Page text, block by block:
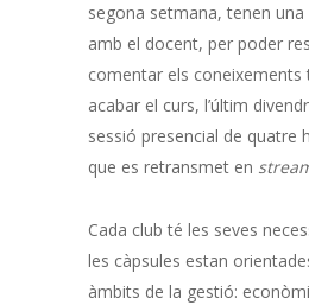
segona setmana, tenen
amb el docent, per poder
comentar els coneixements
acabar el curs, l’últim
sessió presencial de quatre
que es retransmet en
Cada club té les seves
les càpsules estan
àmbits de la gestió: